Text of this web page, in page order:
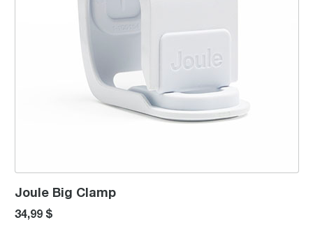
Joule Big Clamp
34,99 $